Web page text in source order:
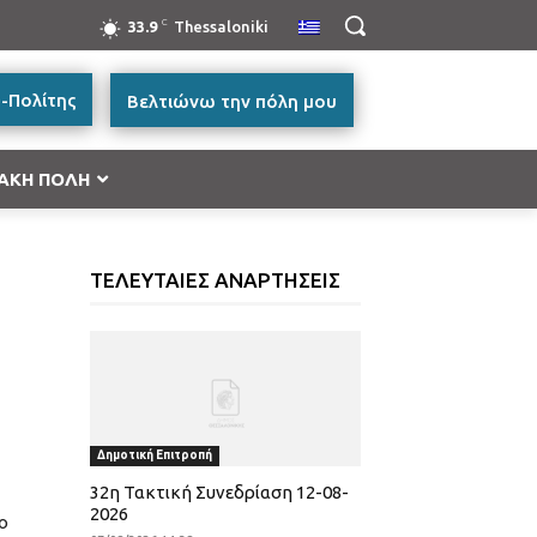
33.9 C Thessaloniki
Βελτιώνω την πόλη μου
Πολίτης
ΠΟΛΗ
ΤΕΛΕΥΤΑΙΕΣ ΑΝΑΡΤΗΣΕΙΣ
Δημοτική Επιτροπή
32η Τακτική Συνεδρίαση 12-08-
2026